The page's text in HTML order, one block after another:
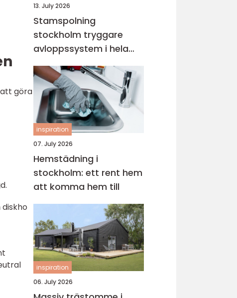
göra
13. July 2026
Stamspolning
stockholm tryggare
avloppssystem i hela
fastigheten
inspiration
07. July 2026
Hemstädning i
stockholm: ett rent hem
att komma hem till
inspiration
06. July 2026